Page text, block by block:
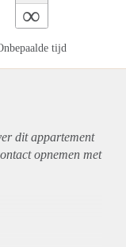
∞
tijd
ditappartement
opnemen met